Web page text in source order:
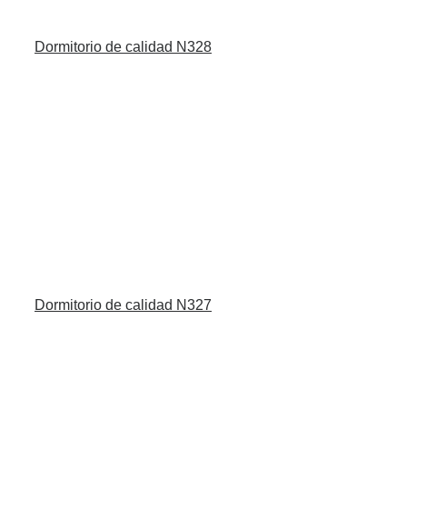
Dormitorio de calidad N328
Dormitorio de calidad N327